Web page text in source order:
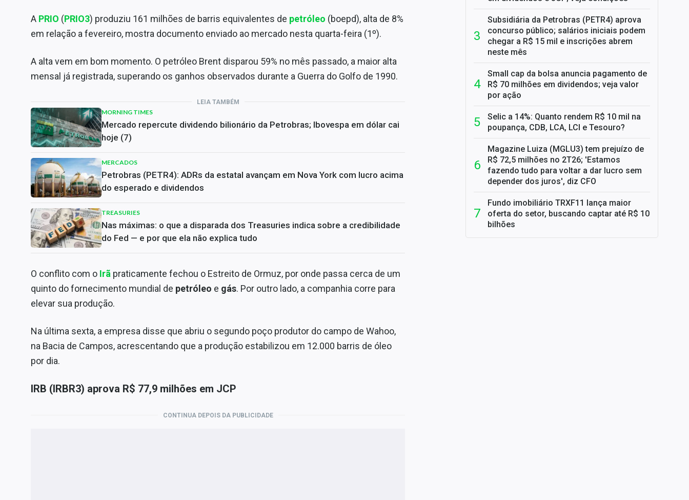
A PRIO (PRIO3) produziu 161 milhões de barris equivalentes de petróleo (boepd), alta de 8%
em relação a fevereiro, mostra documento enviado ao mercado nesta quarta-feira (1º).
A alta vem em bom momento. O petróleo Brent disparou 59% no mês passado, a maior alta
mensal já registrada, superando os ganhos observados durante a Guerra do Golfo de 1990.
LEIA TAMBÉM
MORNING TIMES
Mercado repercute dividendo bilionário da Petrobras; Ibovespa em dólar cai
hoje (7)
MERCADOS
Petrobras (PETR4): ADRs da estatal avançam em Nova York com lucro acima
do esperado e dividendos
TREASURIES
Nas máximas: o que a disparada dos Treasuries indica sobre a credibilidade
do Fed — e por que ela não explica tudo
O conflito com o Irã praticamente fechou o Estreito de Ormuz, por onde passa cerca de um
quinto do fornecimento mundial de petróleo e gás. Por outro lado, a companhia corre para
elevar sua produção.
Na última sexta, a empresa disse que abriu o segundo poço produtor do campo de Wahoo,
na Bacia de Campos, acrescentando que a produção estabilizou em 12.000 barris de óleo
por dia.
IRB (IRBR3) aprova R$ 77,9 milhões em JCP
CONTINUA DEPOIS DA PUBLICIDADE
Subsidiária da Petrobras (PETR4) aprova
concurso público; salários iniciais podem
chegar a R$ 15 mil e inscrições abrem
neste mês
Small cap da bolsa anuncia pagamento de
R$ 70 milhões em dividendos; veja valor
por ação
Selic a 14%: Quanto rendem R$ 10 mil na
poupança, CDB, LCA, LCI e Tesouro?
Magazine Luiza (MGLU3) tem prejuízo de
R$ 72,5 milhões no 2T26; 'Estamos
fazendo tudo para voltar a dar lucro sem
depender dos juros', diz CFO
Fundo imobiliário TRXF11 lança maior
oferta do setor, buscando captar até R$ 10
bilhões